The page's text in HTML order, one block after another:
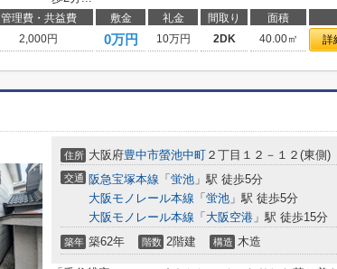
管理費・共益費 敷金 礼金 間取り 面積
2,000円 0万円 10万円 2DK 40.00㎡ 詳
住所 大阪府豊中市螢池中町 ２丁目１２－１２(東側)
交通 阪急宝塚本線 「 蛍池 」駅 徒歩5分
大阪モノレール本線 「 蛍池 」駅 徒歩5分
大阪モノレール本線 「 大阪空港 」駅 徒歩15分
築年 築62年 階数 2階建 構造 木造